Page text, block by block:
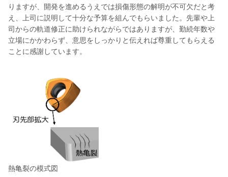
りますが、開発を進めるうえでは損傷形態の解明が不可欠だと考
え、上司に説明して十分な予算を組んでもらいました。先輩や上
司からの軌道修正に助けられながらではありますが、勤続年数や
立場にかかわらず、意思をしっかりと伝えれば尊重してもらえる
ことに感謝しています。
熱亀裂の模式図